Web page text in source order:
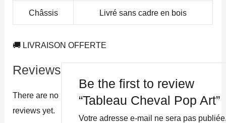
Châssis Livré sans cadre en bois
🚚 LIVRAISON OFFERTE
Reviews
There are no
reviews yet.
Be the first to review
“Tableau Cheval Pop Art”
Votre adresse e-mail ne sera pas